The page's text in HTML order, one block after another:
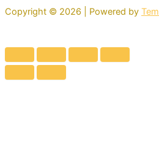
Copyright © 2026 | Powered by